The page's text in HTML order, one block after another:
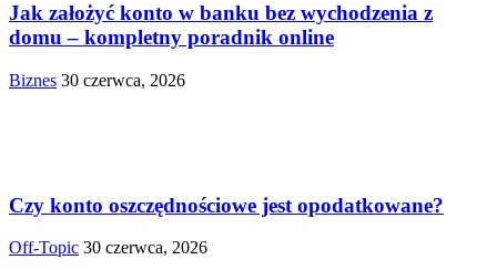
Jak założyć konto w banku bez wychodzenia z
domu – kompletny poradnik online
Biznes 30 czerwca, 2026
Czy konto oszczędnościowe jest opodatkowane?
Off-Topic 30 czerwca, 2026